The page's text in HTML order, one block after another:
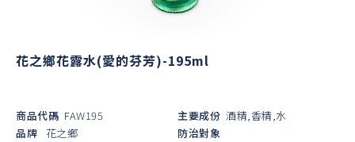
花之鄉花露水(愛的芬芳)-195ml
商品代碼 FAW195
品牌 花之鄉
主要成份 酒精,香精,水
防治對象